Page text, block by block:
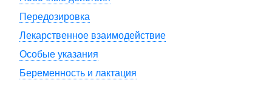
Передозировка
Лекарственное взаимодействие
Особые указания
Беременность и лактация